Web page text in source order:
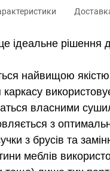
ідеальне рішення
найвищою
власними
з
з брусів та
меблів